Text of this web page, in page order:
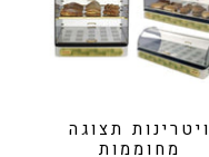
ויטרינות תצוגה
מחוממות